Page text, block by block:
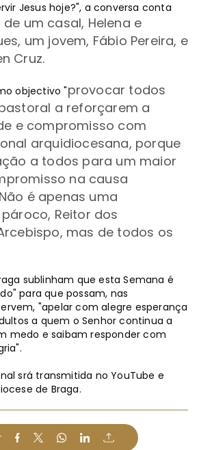
Jesus hoje?", a conversa conta
de um casal, Helena e
um jovem, Fábio Pereira, e
Cruz.
objectivo "provocar todos
a reforçarem a
e compromisso com
arquidiocesana, porque
a todos para um maior
na causa
é apenas uma
Reitor dos
mas de todos os
sublinham que esta Semana é
para que possam, nas
"apelar com alegre esperança
a quem o Senhor continua a
medo e saibam responder com
srá transmitida no YouTube e
de Braga.